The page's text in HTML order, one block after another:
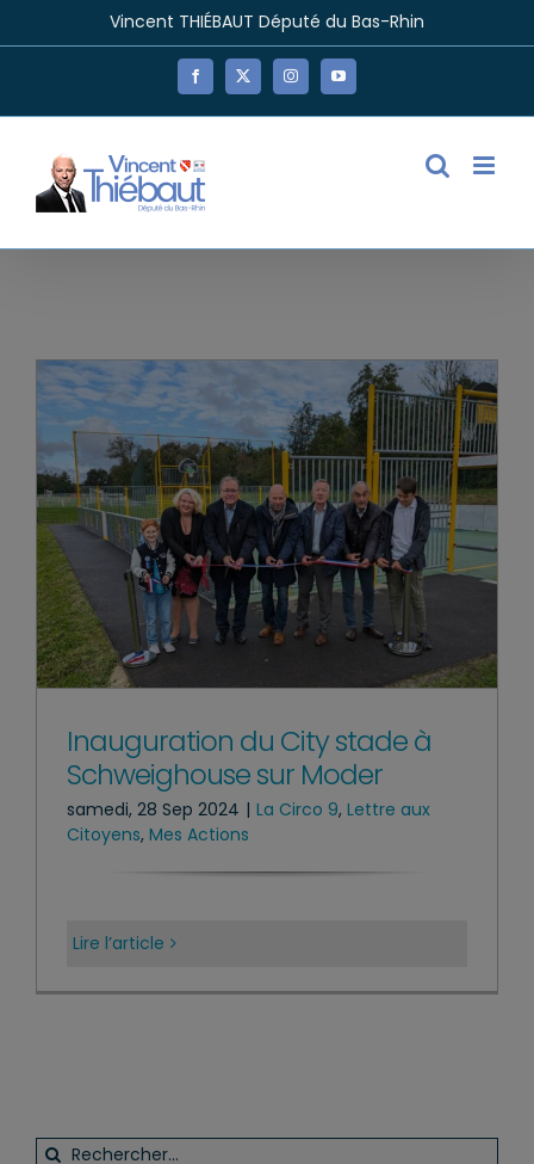
Vincent THIÉBAUT Député du Bas-Rhin
Facebook
X InstagramYouTube
Inauguration du City stade à
Schweighouse sur Moder
samedi, 28 Sep 2024 | La Circo 9, Lettre aux
Citoyens, Mes Actions
Lire l’article
Rechercher: